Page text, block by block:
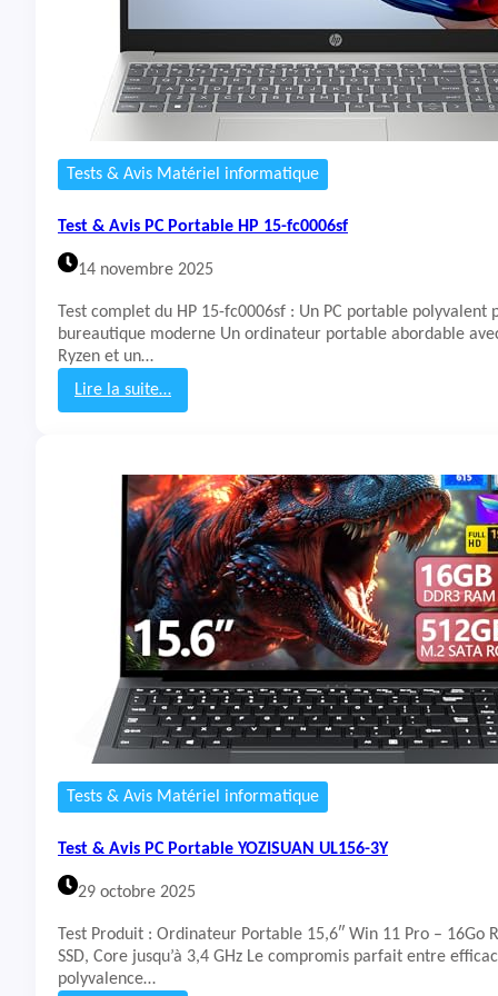
C
P
o
r
a
b
l
M
I
y
b
o
r
g
A
1
3
V
E
-
2
0
9
2
F
R
Tests & Avis Matériel informatique
Test & Avis PC Portable HP 15-fc0006sf
14 novembre 2025
Test complet du HP 15-fc0006sf : Un PC portable polyvalent
bureautique moderne Un ordinateur portable abordable
Ryzen et un…
Lire la suite…
:
s
t
&
A
v
i
s
P
C
P
o
r
t
a
b
l
H
1
-
f
c
Tests & Avis Matériel informatique
Test & Avis PC Portable YOZISUAN UL156-3Y
29 octobre 2025
Test Produit : Ordinateur Portable 15,6″ Win 11 Pro – 16Go
SSD, Core jusqu’à 3,4 GHz Le compromis parfait entre
polyvalence…